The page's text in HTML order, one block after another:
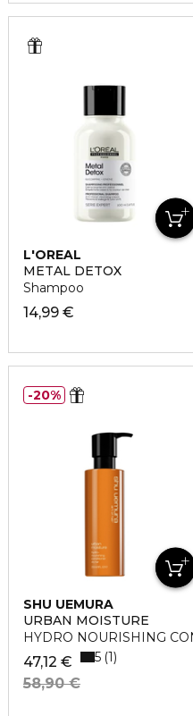
L'OREAL
PROFESSIONNEL
METAL DETOX
Shampoo
14,99 €
SHU UEMURA
URBAN MOISTURE
HYDRO NOURISHING
47,12 €
58,90 €
5 1
20%